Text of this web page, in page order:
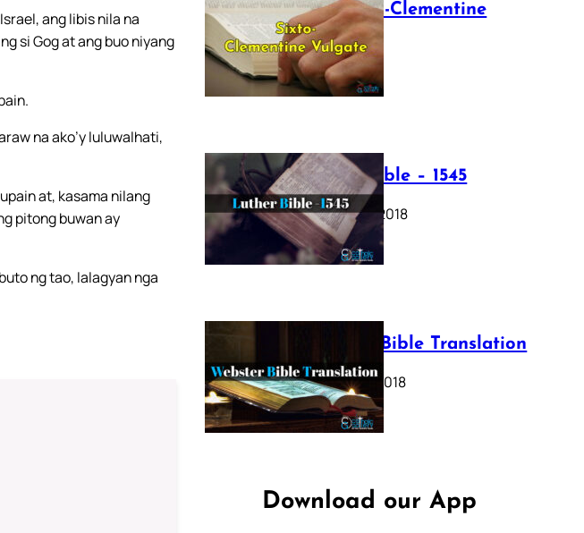
ang libis nila na
si Gog at ang buo niyang
na ako’y luluwalhati,
at, kasama nilang
pitong buwan ay
ng tao, lalagyan nga
The Sixto-Clementine
Vulgate
July 12, 2025
Luther Bible – 1545
October 17, 2018
Webster Bible Translation
October 11, 2018
Download our App